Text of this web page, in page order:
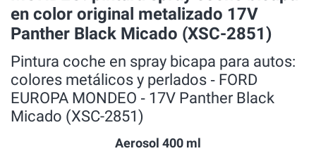
en color original metalizado 17V
Panther Black Micado (XSC-2851)
Pintura coche en spray bicapa para autos:
colores metálicos y perlados ‐ FORD
EUROPA MONDEO ‐ 17V Panther Black
Micado (XSC-2851)
Aerosol 400 ml